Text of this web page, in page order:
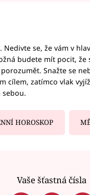
se, že vám v
budete mít pocit, že
Snažte se
cílem, zatímco vlak
sebou.
HOROSKOP
Vaše šťastná čísla